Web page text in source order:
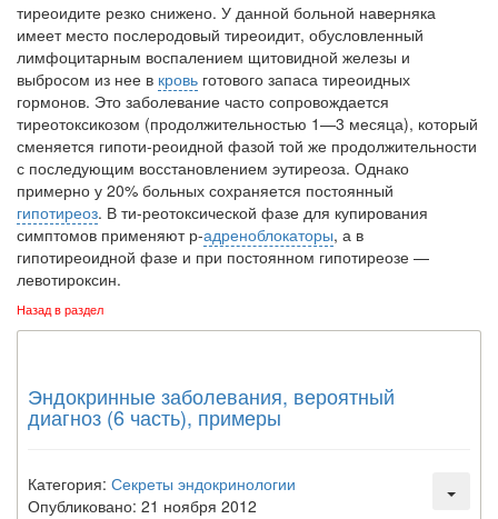
тиреоидите резко снижено. У данной больной наверняка
имеет место послеродовый тиреоидит, обусловленный
лимфоцитарным воспалением щитовидной железы и
выбросом из нее в кровь готового запаса тиреоидных
гормонов. Это заболевание часто сопровождает­ся
тиреотоксикозом (продолжительностью 1—3 месяца), который
сменяется гипоти-реоидной фазой той же продолжительности
с последующим восстановлением эутиреоза. Однако
примерно у 20% больных сохраняется постоянный
гипотиреоз. В ти-реотоксической фазе для купирования
симптомов применяют р-адреноблокаторы, а в
гипотиреоидной фазе и при постоянном гипотиреозе —
левотироксин.
Назад в раздел
Эндокринные заболевания, вероятный
диагноз (6 часть), примеры
Категория: Секреты эндокринологии
Опубликовано: 21 ноября 2012